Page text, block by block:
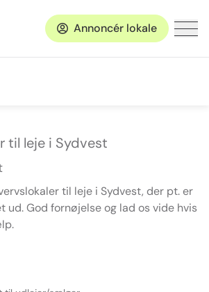
Annoncér lokale
til leje i Sydvest
til leje i Sydvest, der pt. er
ud. God fornøjelse og lad os vide hvis